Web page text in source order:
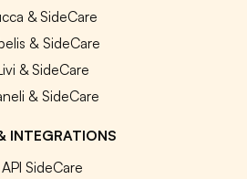
& SideCare
& SideCare
& SideCare
& SideCare
INTEGRATIONS
API SideCare